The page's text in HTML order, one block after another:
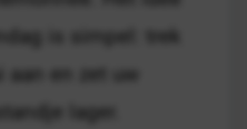
is simpel: trek
aan en zet uw
lager.